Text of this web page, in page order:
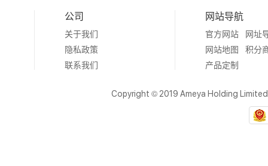
公司
关于我们
隐私政策
联系我们
网站导航
官方网站
网址
网站地图
积分
产品定制
Copyright © 2019 Ameya Holding